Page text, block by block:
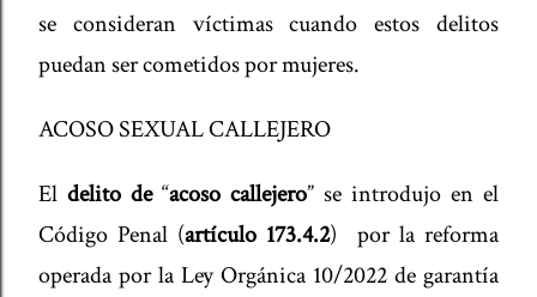
se consideran víctimas cuando estos delitos
puedan ser cometidos por mujeres.
ACOSO SEXUAL CALLEJERO
El delito de“acoso callejero” se introdujo en el
Código Penal (artículo 173.4.2) por la reforma
operada por la Ley Orgánica 10/2022 de garantía